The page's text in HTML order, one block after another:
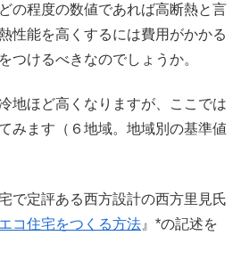
の程度の数値であれば高断熱と言
性能を高くするには費用がかかる
つけるべきなのでしょうか。
地ほど高くなりますが、ここでは
みます（６地域。地域別の基準値
で定評ある西方設計の西方里見氏
コ住宅をつくる方法 』*の記述を